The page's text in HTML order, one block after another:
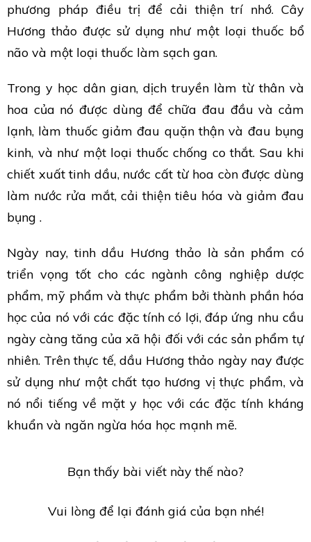
phương pháp điều trị để cải thiện trí nhớ. Cây
Hương thảo được sử dụng như một loại thuốc bổ
não và một loại thuốc làm sạch gan.
Trong y học dân gian, dịch truyền làm từ thân và
hoa của nó được dùng để chữa đau đầu và cảm
lạnh, làm thuốc giảm đau quặn thận và đau bụng
kinh, và như một loại thuốc chống co thắt. Sau khi
chiết xuất tinh dầu, nước cất từ hoa còn được dùng
làm nước rửa mắt, cải thiện tiêu hóa và giảm đau
bụng .
Ngày nay, tinh dầu Hương thảo là sản phẩm có
triển vọng tốt cho các ngành công nghiệp dược
phẩm, mỹ phẩm và thực phẩm bởi thành phần hóa
học của nó với các đặc tính có lợi, đáp ứng nhu cầu
ngày càng tăng của xã hội đối với các sản phẩm tự
nhiên. Trên thực tế, dầu Hương thảo ngày nay được
sử dụng như một chất tạo hương vị thực phẩm, và
nó nổi tiếng về mặt y học với các đặc tính kháng
khuẩn và ngăn ngừa hóa học mạnh mẽ.
Bạn thấy bài viết này thế nào?
Vui lòng để lại đánh giá của bạn nhé!